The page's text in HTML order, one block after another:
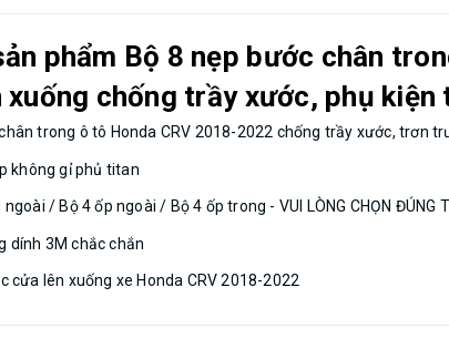
phẩm Bộ 8 nẹp bước chân
xuống chống trầy xước, phụ
trong ô tô Honda CRV 2018-2022 chống trầy xước, trơn
không gỉ phủ titan
/ Bộ 4 ốp ngoài / Bộ 4 ốp trong - VUI LÒNG CHỌN ĐÚNG
dính 3M chắc chắn
cửa lên xuống xe Honda CRV 2018-2022